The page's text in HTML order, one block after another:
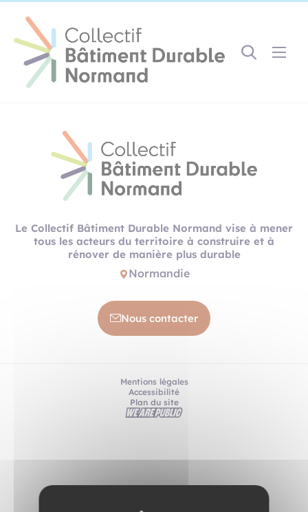
Le Collectif Bâtiment Durable Normand vise à mener
tous les acteurs du territoire à construire et à
rénover de manière plus durable
Normandie
Nous contacter
Mentions légales
Accessibilité
Plan du site
Gestion des couleurs :
Inactif
Interlignage :
Par défaut
Augmenté
Alignement du texte :
Taille du texte :
Très petite
Petite Défaut
Grande
Très grande
Affichage des images & vidéos :
Cookies management panel